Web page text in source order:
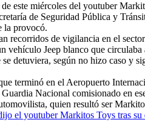
este miércoles del youtuber
de Seguridad Pública y
la provocó.
recorridos de vigilancia en el
vehículo Jeep blanco que circulaba
se detuviera, según no hizo caso y
terminó en el Aeropuerto
Nacional comisionado en
quien resultó ser
el youtuber Markitos Toys tras su